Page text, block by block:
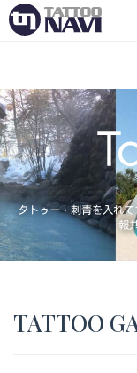
タトゥー・刺青を入れ
報
TATTOO